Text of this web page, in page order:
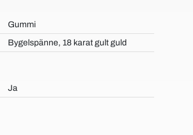
Gummi
Bygelspänne, 18 karat gult guld
Ja